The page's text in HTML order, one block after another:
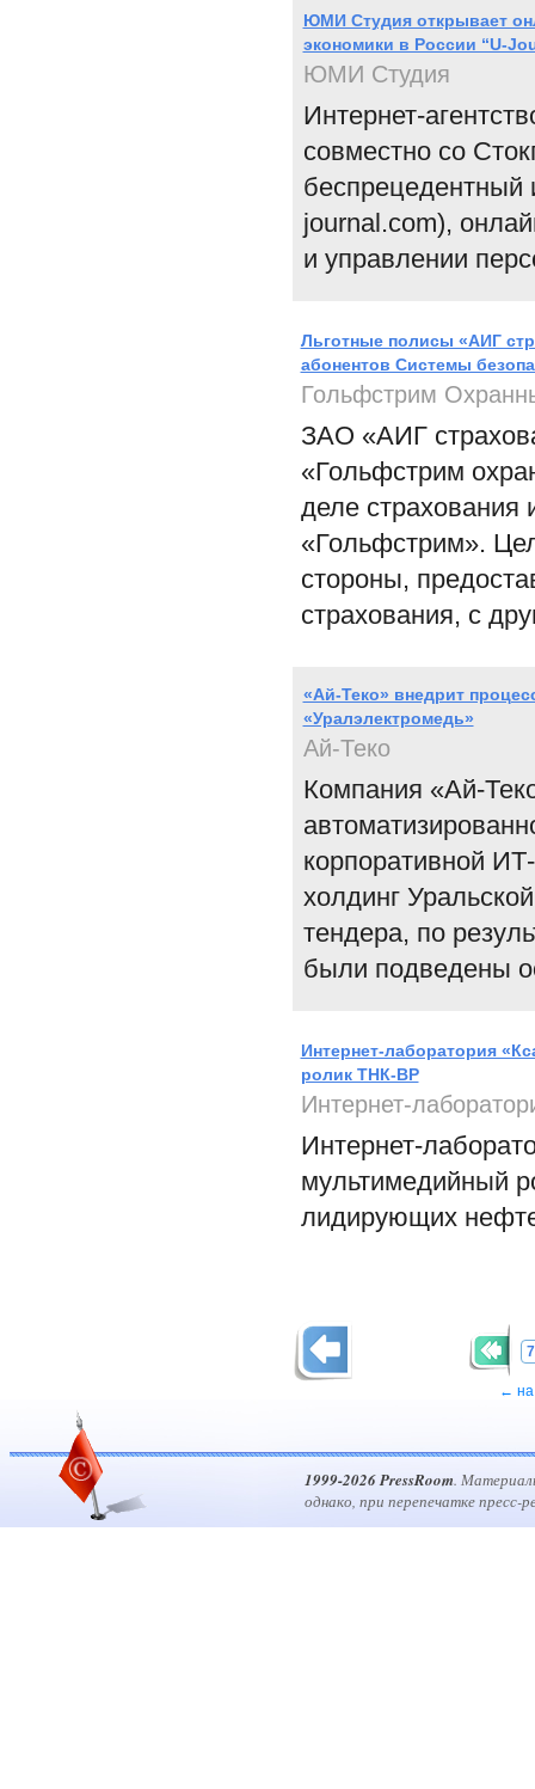
ЮМИ Студия открывает
экономики в России “U-
ЮМИ Студия
Интернет-
совместно со
беспрецедентный
journal.com),
и управлении
Льготные полисы «АИГ
абонентов Системы
Гольфстрим
ЗАО «АИГ
«Гольфстрим
деле страхования
«Гольфстрим».
стороны,
страхования, с
«Ай-Теко» внедрит
«Уралэлектромедь»
Ай-Теко
Компания «Ай-
корпоративной
холдинг
тендера, по
были подведены
Интернет-лаборатория
ролик ТНК-ВР
Интернет-
Интернет-
мультимедийный
лидирующих
← на
1999-2026 PressRoom.
однако, при перепечатке пресс-